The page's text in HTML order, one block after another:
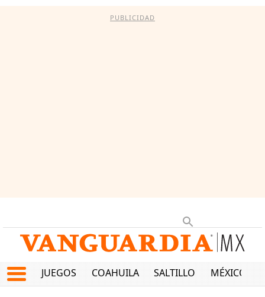
PUBLICIDAD
JUEGOS COAHUILA SALTILLO MÉXICO